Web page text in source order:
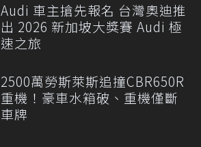
Audi 車主搶先報名 台灣奧迪推
出 2026 新加坡大獎賽 Audi 極
速之旅
2500萬勞斯萊斯追撞CBR650R
重機！豪車水箱破、重機僅斷
車牌